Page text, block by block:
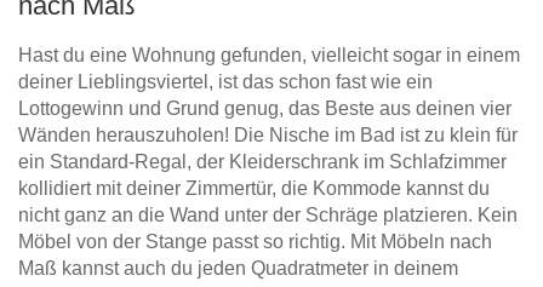
Hast du eine Wohnung gefunden, vielleicht sogar in einem
deiner Lieblingsviertel, ist das schon fast wie ein
Lottogewinn und Grund genug, das Beste aus deinen vier
Wänden herauszuholen! Die Nische im Bad ist zu klein für
ein Standard-Regal, der Kleiderschrank im Schlafzimmer
kollidiert mit deiner Zimmertür, die Kommode kannst du
nicht ganz an die Wand unter der Schräge platzieren. Kein
Möbel von der Stange passt so richtig. Mit Möbeln nach
Maß kannst auch du jeden Quadratmeter in deinem